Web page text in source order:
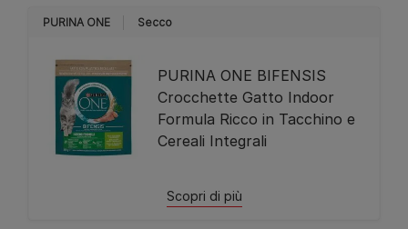
PURINA ONE Secco
PURINA ONE BIFENSIS
Crocchette Gatto Indoor
Formula Ricco in Tacchino e
Cereali Integrali
Scopri di più